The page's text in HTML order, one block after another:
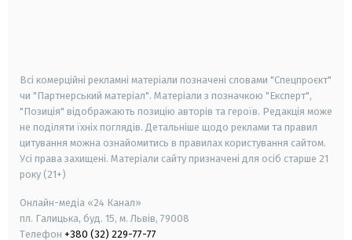
Всі комерційні рекламні матеріали позначені словами "Спецпроєкт"
чи "Партнерський матеріал". Матеріали з позначкою "Експерт",
"Позиція" відображають позицію авторів та героїв. Редакція може
не поділяти їхніх поглядів. Детальніше щодо реклами та правил
цитування можна ознайомитись в правилах користування сайтом.
Усі права захищені. Матеріали сайту призначені для осіб старше 21
року (21+)
Онлайн-медіа «24 Канал»
пл. Галицька, буд. 15, м. Львів, 79008
Телефон +380 (32) 229-77-77